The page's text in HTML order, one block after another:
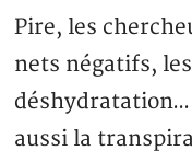
Pire, les
nets négatifs,
déshydratation…
aussi la